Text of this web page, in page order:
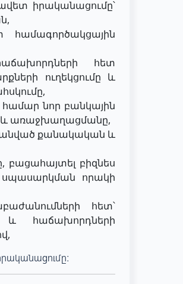
իրականացումը՝
հետ
ուղեկցումը և
նոր բանկային
և առաջխաղացմանը,
քանակական և
բացահայտել բիզնես
սպասարկման որակի
հետ՝
և հաճախորդների